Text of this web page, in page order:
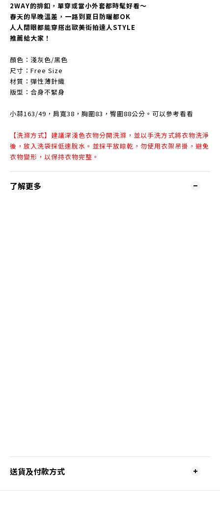
2WAY的排釦，單穿或當小外套都時髦好看～
春天的早晚溫差，一路到夏日防曬都OK
人人閉眼都能穿搭出歐美街拍達人STYLE
推薦給大家！
顏色：淺灰色/黑色
尺寸：Free Size
材質：彈性薄針織
版型：合身不緊身
小蒜163/49，肩寬38，胸圍83，臀圍88公分。可以參考看看
【洗滌方式】建議深淺色衣物分開洗滌，並以手洗方式將衣物洗淨
後，放入洗袋採低速脫水。並採平放晾乾，勿使用衣架吊掛，避免
衣物變形，以保持衣物完整。
了解更多
送貨及付款方式